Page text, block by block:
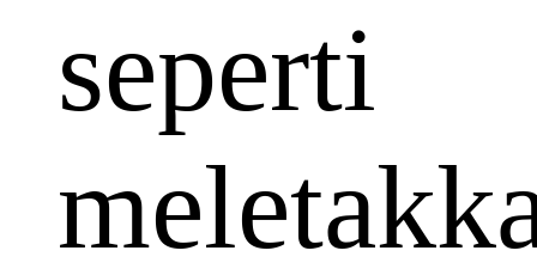
seperti